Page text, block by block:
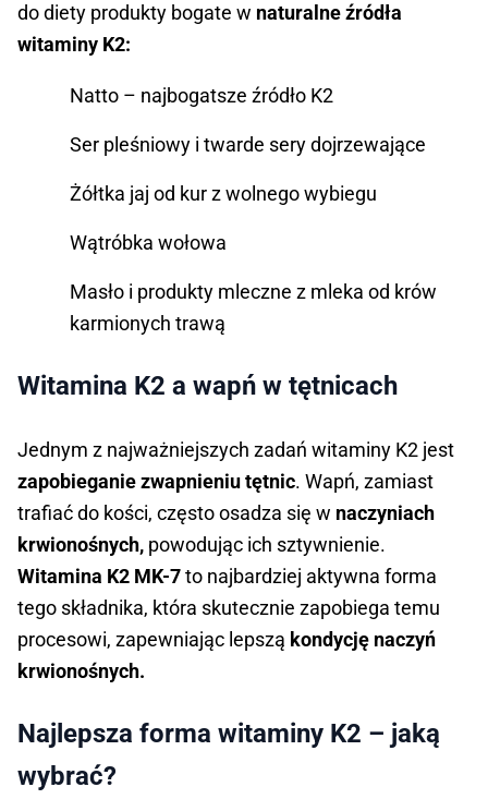
do diety produkty bogate w naturalne źródła
witaminy K2:
Natto – najbogatsze źródło K2
Ser pleśniowy i twarde sery dojrzewające
Żółtka jaj od kur z wolnego wybiegu
Wątróbka wołowa
Masło i produkty mleczne z mleka od krów
karmionych trawą
Witamina K2 a wapń w tętnicach
Jednym z najważniejszych zadań witaminy K2 jest
zapobieganie zwapnieniu tętnic. Wapń, zamiast
trafiać do kości, często osadza się w naczyniach
krwionośnych, powodując ich sztywnienie.
Witamina K2 MK-7to najbardziej aktywna forma
tego składnika, która skutecznie zapobiega temu
procesowi, zapewniając lepszą kondycję naczyń
krwionośnych.
Najlepsza forma witaminy K2 – jaką
wybrać?